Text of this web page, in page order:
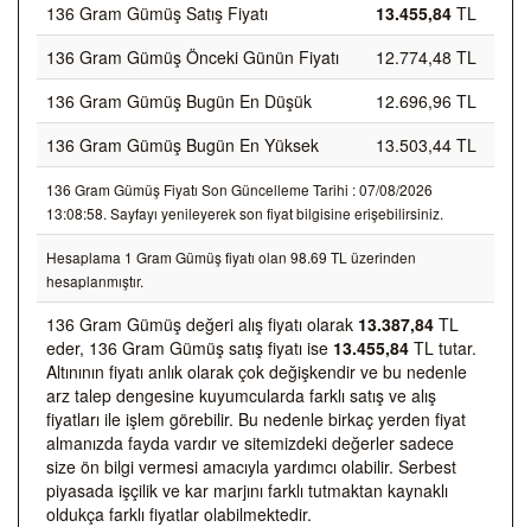
136 Gram Gümüş Satış Fiyatı
13.455,84 TL
136 Gram Gümüş Önceki Günün Fiyatı
12.774,48 TL
136 Gram Gümüş Bugün En Düşük
12.696,96 TL
136 Gram Gümüş Bugün En Yüksek
13.503,44 TL
136 Gram Gümüş Fiyatı Son Güncelleme Tarihi : 07/08/2026
13:08:58. Sayfayı yenileyerek son fiyat bilgisine erişebilirsiniz.
Hesaplama 1 Gram Gümüş fiyatı olan 98.69 TL üzerinden
hesaplanmıştır.
136 Gram Gümüş değeri alış fiyatı olarak 13.387,84 TL
eder, 136 Gram Gümüş satış fiyatı ise 13.455,84 TL tutar.
Altınının fiyatı anlık olarak çok değişkendir ve bu nedenle
arz talep dengesine kuyumcularda farklı satış ve alış
fiyatları ile işlem görebilir. Bu nedenle birkaç yerden fiyat
almanızda fayda vardır ve sitemizdeki değerler sadece
size ön bilgi vermesi amacıyla yardımcı olabilir. Serbest
piyasada işçilik ve kar marjını farklı tutmaktan kaynaklı
oldukça farklı fiyatlar olabilmektedir.